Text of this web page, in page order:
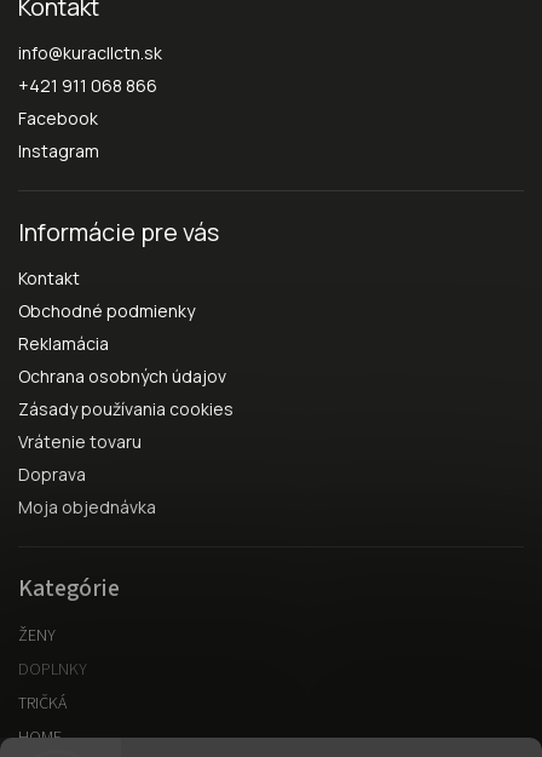
info@kuracllctn.sk
+421 911 068 866
Facebook
Instagram
Informácie pre vás
Kontakt
Obchodné podmienky
Reklamácia
Ochrana osobných údajov
Zásady používania cookies
Vrátenie tovaru
Doprava
Moja objednávka
Kategórie
ŽENY
DOPLNKY
TRIČKÁ
HOME